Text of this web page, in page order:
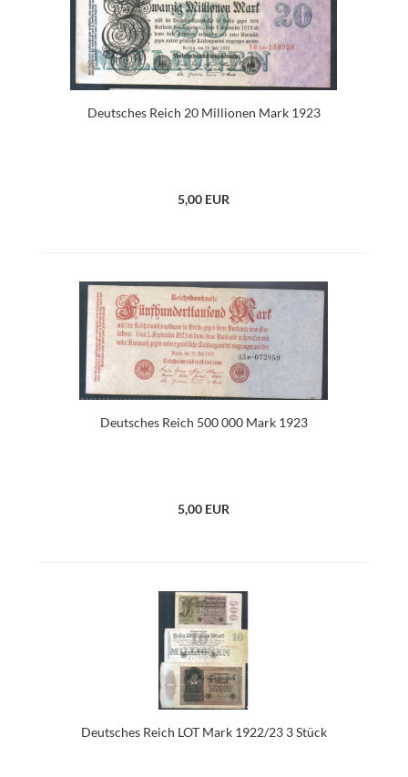
Deutsches Reich 20 Millionen Mark 1923
5,00 EUR
Deutsches Reich 500 000 Mark 1923
5,00 EUR
Deutsches Reich LOT Mark 1922/23 3 Stück